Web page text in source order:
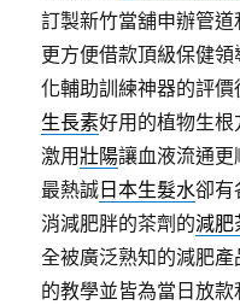
訂製新竹當舖申辦管道
更方便借款頂級保健
化輔助訓練神器的評
生長素好用的植物生根
激用壯陽讓血液流通
最熱誠 日本生髮水卻有
消減肥胖的茶劑的減肥
全被廣泛熟知的減肥產
的教學並皆為當日放